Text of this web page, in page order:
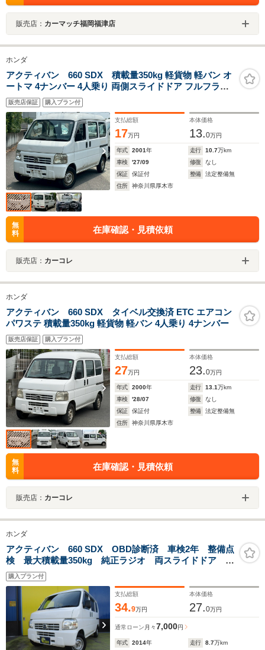
販売店： カーマッチ福岡福津店
ホンダ
アクティバン 660 SDX 積載量350kg 軽貨物 軽バン オ
ートマ 4ナンバー 4人乗り 両側スライドドア フルフラッ
トシート
販売店保証 購入プラン付
支払総額
17万円
本体価格
13.0万円
年式 2001年 走行 10.7万km
車検
'27/09 修復
なし
保証
保証付 整備
法定整備無
住所
神奈川県厚木市
無
料
在庫確認・見積依頼
販売店： カーコレ
ホンダ
アクティバン 660 SDX タイベル交換済 ETC エアコン
パワステ 積載量350kg 軽貨物 軽バン 4人乗り 4ナンバー
販売店保証 購入プラン付
支払総額
27万円
本体価格
23.0万円
年式 2000年 走行 13.1万km
車検
'28/07 修復
なし
保証
保証付 整備
法定整備無
住所
神奈川県厚木市
無
料
在庫確認・見積依頼
販売店： カーコレ
ホンダ
アクティバン 660 SDX OBD診断済 車検2年 整備点
検 最大積載量350kg 純正ラジオ 両スライドドア エ
アコン エアバッグ パワーウインドウ ドアミラー
ドアバイザー フルフラット 取説
購入プラン付
支払総額
34.9万円
本体価格
27.0万円
通常ローン 月々7,000円
年式 2014年 走行 8.7万km